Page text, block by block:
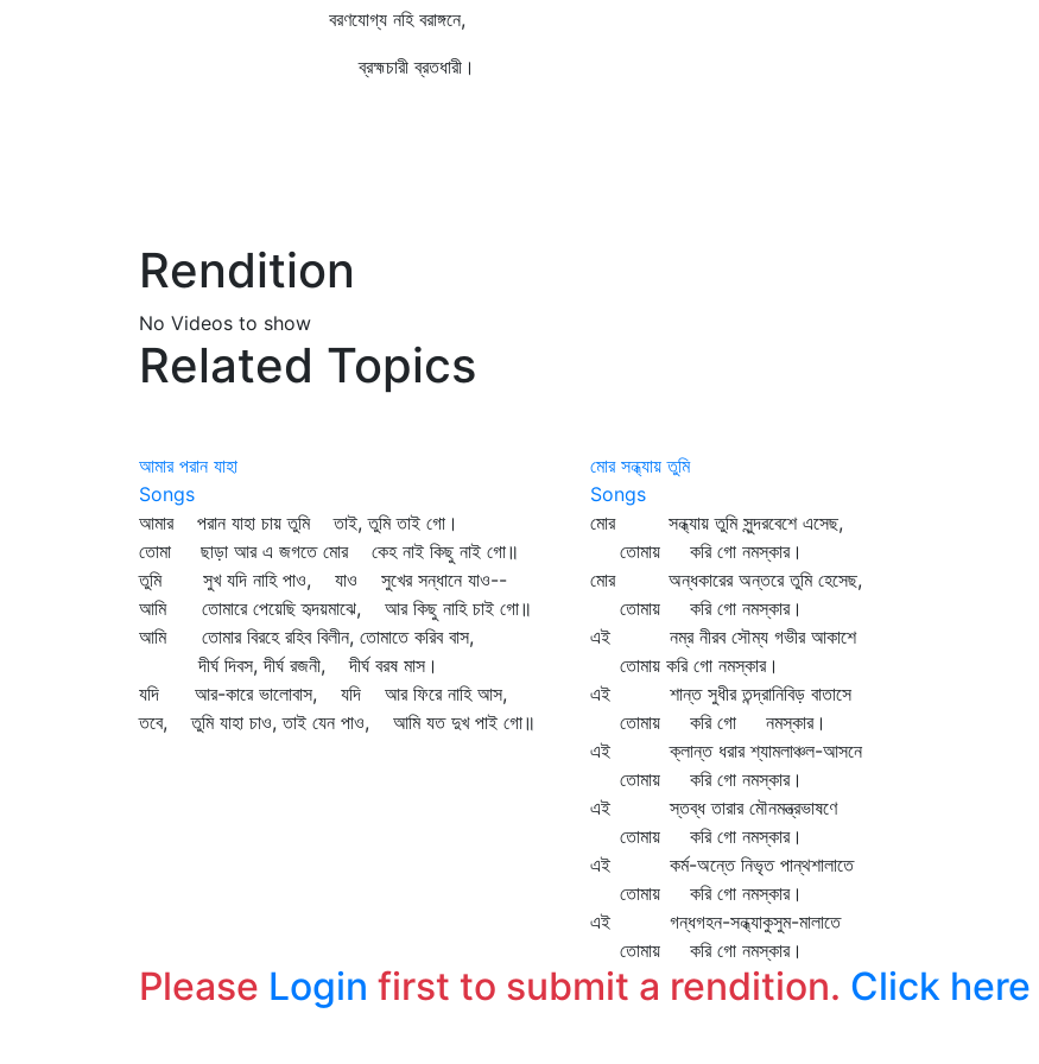
বরণযোগ্য নহি বরাঙ্গনে,
ব্রহ্মচারী ব্রতধারী।
Rendition
No Videos to show
Related Topics
আমার পরান যাহা
Songs
আমার পরান যাহা চায় তুমি তাই, তুমি তাই গো।
তোমা ছাড়া আর এ জগতে মোর কেহ নাই কিছু নাই গো॥
তুমি সুখ যদি নাহি পাও, যাও সুখের সন্ধানে যাও--
আমি তোমারে পেয়েছি হৃদয়মাঝে, আর কিছু নাহি চাই গো॥
আমি তোমার বিরহে রহিব বিলীন, তোমাতে করিব বাস,
দীর্ঘ দিবস, দীর্ঘ রজনী, দীর্ঘ বরষ মাস।
যদি আর-কারে ভালোবাস, যদি আর ফিরে নাহি আস,
তবে, তুমি যাহা চাও, তাই যেন পাও, আমি যত দুখ পাই গো॥
মোর সন্ধ্যায় তুমি
Songs
মোর সন্ধ্যায় তুমি সুন্দরবেশে এসেছ,
তোমায় করি গো নমস্কার।
মোর অন্ধকারের অন্তরে তুমি হেসেছ,
তোমায় করি গো নমস্কার।
এই নম্র নীরব সৌম্য গভীর আকাশে
তোমায় করি গো নমস্কার।
এই শান্ত সুধীর তন্দ্রানিবিড় বাতাসে
তোমায় করি গো নমস্কার।
এই ক্লান্ত ধরার শ্যামলাঞ্চল-আসনে
তোমায় করি গো নমস্কার।
এই স্তব্ধ তারার মৌনমন্ত্রভাষণে
তোমায় করি গো নমস্কার।
এই কর্ম-অন্তে নিভৃত পান্থশালাতে
তোমায় করি গো নমস্কার।
এই গন্ধগহন-সন্ধ্যাকুসুম-মালাতে
তোমায় করি গো নমস্কার।
Please Login first to submit a rendition. Click here